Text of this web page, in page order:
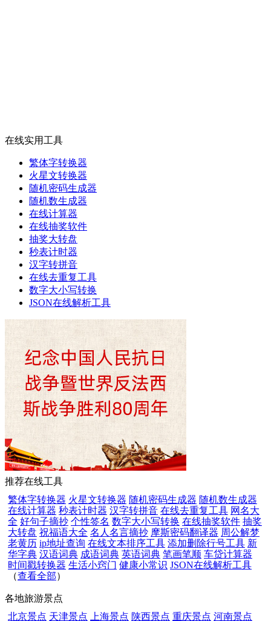
在线实用工具
繁体字转换器
火星文转换器
随机密码生成器
随机数生成器
在线计算器
在线抽奖软件
抽奖大转盘
秒表计时器
汉字转拼音
在线去重复工具
数字大小写转换
JSON在线解析工具
推荐在线工具
繁体字转换器 火星文转换器 随机密码生成器 随机数生成器
在线计算器 秒表计时器 汉字转拼音 在线去重复工具 网名大
全 好句子摘抄 个性签名 数字大小写转换 在线抽奖软件 抽奖
大转盘 祝福语大全 名人名言摘抄 摩斯密码翻译器 周公解梦
老黄历 ip地址查询 在线文本排序工具 添加删除行号工具 新
华字典 汉语词典 成语词典 英语词典 笔画笔顺 车贷计算器
时间戳转换器 生活小窍门 健康小常识 JSON在线解析工具
（查看全部）
各地旅游景点
北京景点 天津景点 上海景点 陕西景点 重庆景点 河南景点